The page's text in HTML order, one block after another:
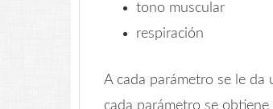
tono muscular
respiración
A cada parámetro se le
cada parámetro se